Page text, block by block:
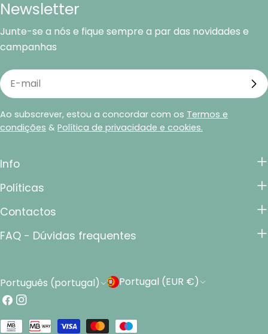
Newsletter
Junte-se a nós e fique sempre a par das novidades e
campanhas
E-
mail
Ao subscrever, estou a concordar com os Termos e
condições & Política de privacidade e cookies.
Info
Políticas
Contactos
FAQ - Dúvidas frequentes
L
i
n
Português (portugal)
P
í
Portugal (EUR €)
Facebook
Instagram
Métodos